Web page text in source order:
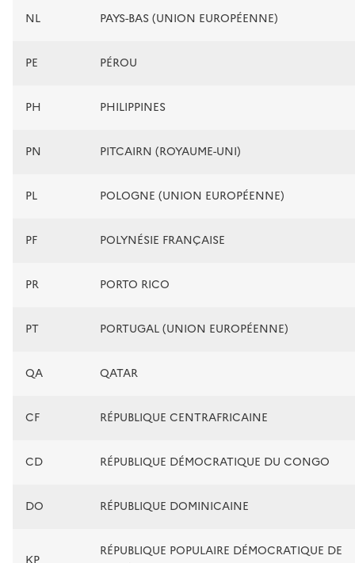
NL PAYS-BAS (UNION EUROPÉENNE)
PE PÉROU
PH PHILIPPINES
PN PITCAIRN (ROYAUME-UNI)
PL POLOGNE (UNION EUROPÉENNE)
PF POLYNÉSIE FRANÇAISE
PR PORTO RICO
PT PORTUGAL (UNION EUROPÉENNE)
QA QATAR
CF RÉPUBLIQUE CENTRAFRICAINE
CD RÉPUBLIQUE DÉMOCRATIQUE DU CONGO
DO RÉPUBLIQUE DOMINICAINE
RÉPUBLIQUE POPULAIRE DÉMOCRATIQUE DE